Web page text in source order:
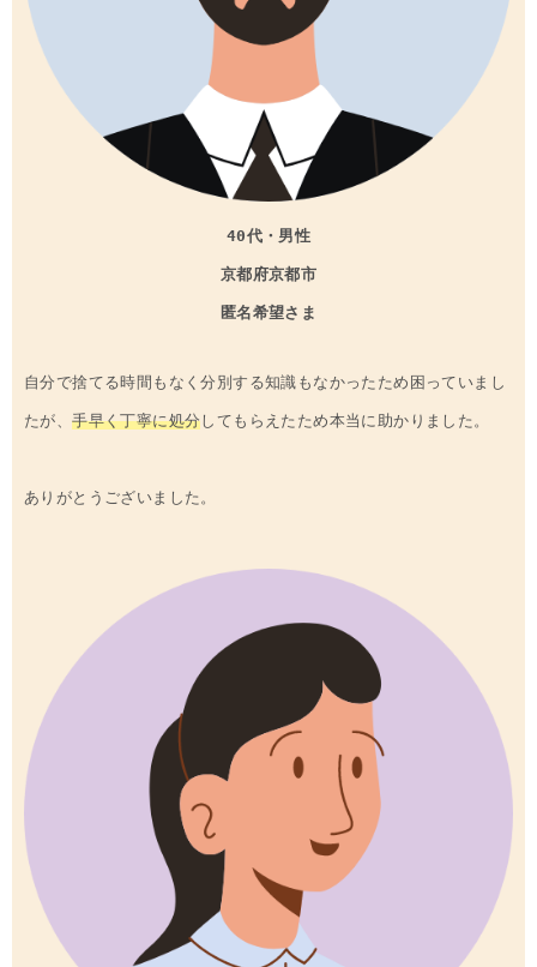
40代・男性
京都府京都市
匿名希望さま
自分で捨てる時間もなく分別する知識もなかったため困っていまし
たが、手早く丁寧に処分してもらえたため本当に助かりました。
ありがとうございました。